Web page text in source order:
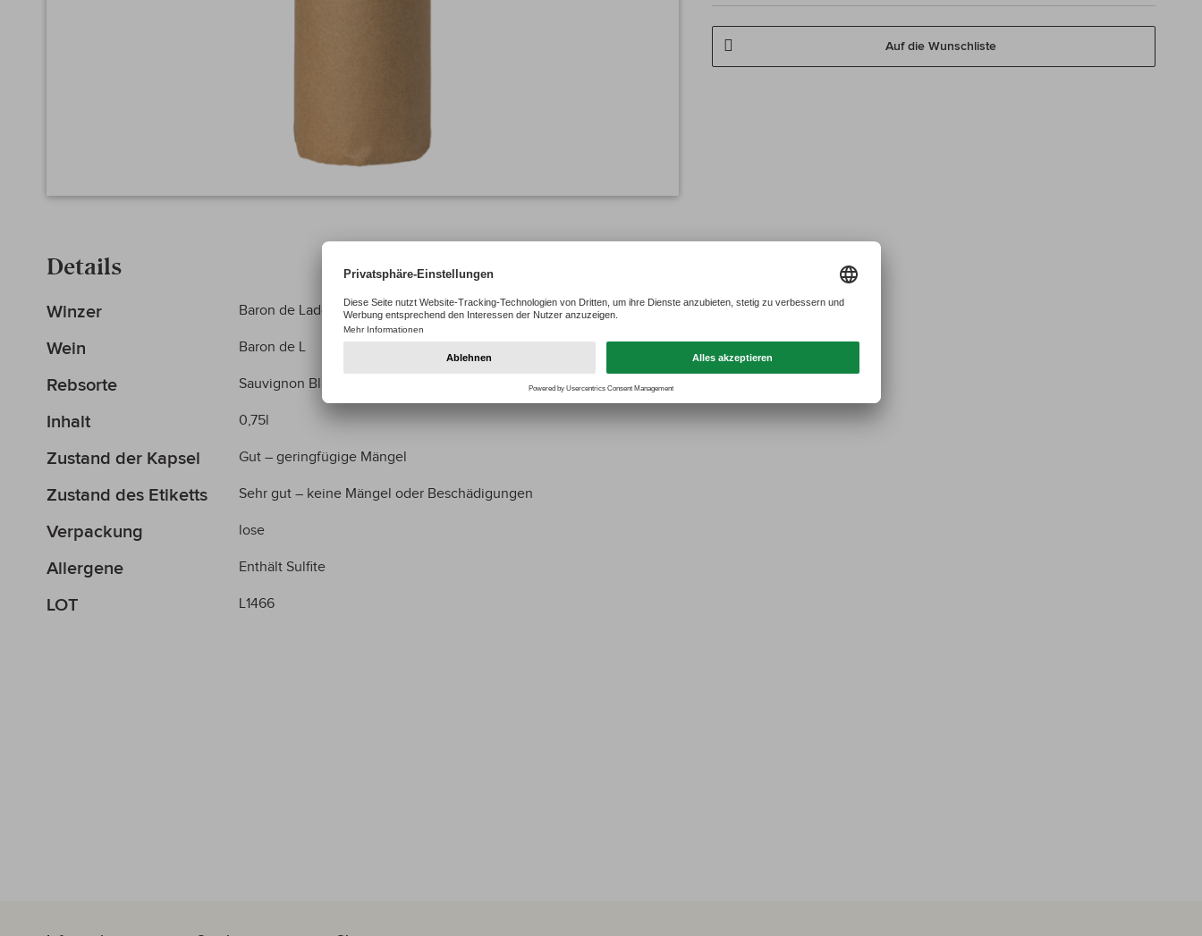
Auf die Wunschliste
Zum
Bildergalerie
Details
Mehr
Winzer Baron de Ladoucette
Wein Baron de L
Rebsorte Sauvignon Blanc 100%
Inhalt 0,75l
Zustand der Kapsel Gut – geringfügige Mängel
Zustand des Etiketts Sehr gut – keine Mängel oder Beschädigungen
Verpackung lose
Allergene Enthält Sulfite
LOT L1466